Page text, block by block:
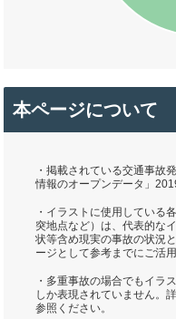
本ページについて
・掲載されている交通事故
情報のオープンデータ」
・イラストに使用している
突地点など）は、代表的な
状等含め現実の事故の状況
ージとして参考までにご活用
・多重事故の場合でもイラ
しか表現されていません。
参照ください。